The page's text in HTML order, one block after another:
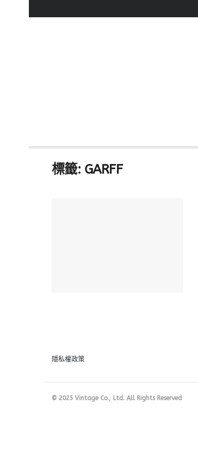
標籤: GARFF
隱私權政策
© 2025 Vintage Co., Ltd. All Rights Reserved